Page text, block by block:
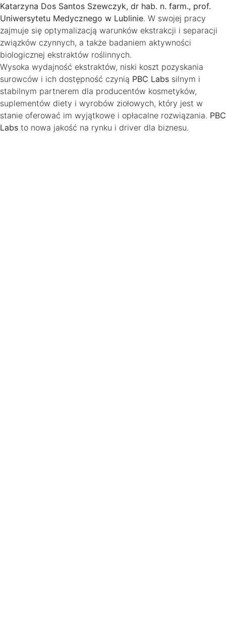
Katarzyna Dos Santos Szewczyk, dr hab. n. farm., prof.
Uniwersytetu Medycznego w Lublinie. W swojej pracy
zajmuje się optymalizacją warunków ekstrakcji i separacji
związków czynnych, a także badaniem aktywności
biologicznej ekstraktów roślinnych.
Wysoka wydajność ekstraktów, niski koszt pozyskania
surowców i ich dostępność czynią PBC Labs silnym i
stabilnym partnerem dla producentów kosmetyków,
suplementów diety i wyrobów ziołowych, który jest w
stanie oferować im wyjątkowe i opłacalne rozwiązania. PBC
Labs to nowa jakość na rynku i driver dla biznesu.